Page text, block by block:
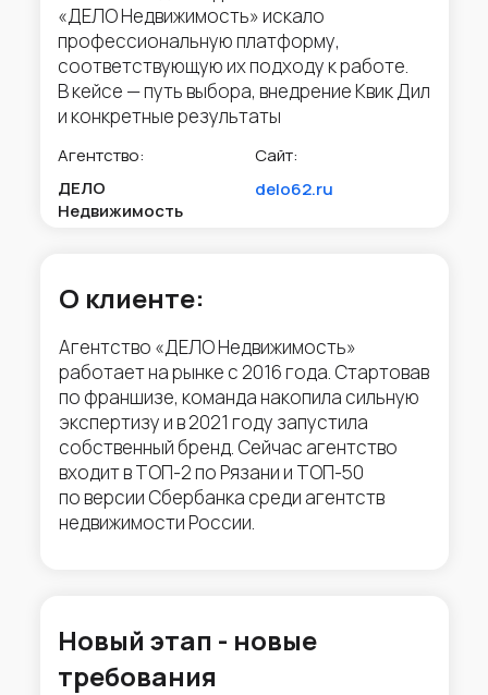
Агентство «ДЕЛО Недвижимость»
работает на рынке с 2016 года. Стартовав
по франшизе, команда накопила сильную
экспертизу и в 2021 году запустила
собственный бренд. Сейчас агентство
входит в ТОП-2 по Рязани и ТОП-50
по версии Сбербанка среди агентств
недвижимости России.
О клиенте:
«ДЕЛО Недвижимость» искало
профессиональную платформу,
соответствующую их подходу к работе.
В кейсе — путь выбора, внедрение Квик Дил
и конкретные результаты
Агентство:
ДЕЛО
Недвижимость
Сайт:
delo62.ru
Новый этап - новые
требования